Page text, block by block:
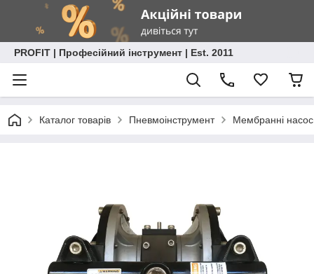
PROFIT | Професійний інструмент | Est. 2011
Каталог товарів Пневмоінструмент Мембранні